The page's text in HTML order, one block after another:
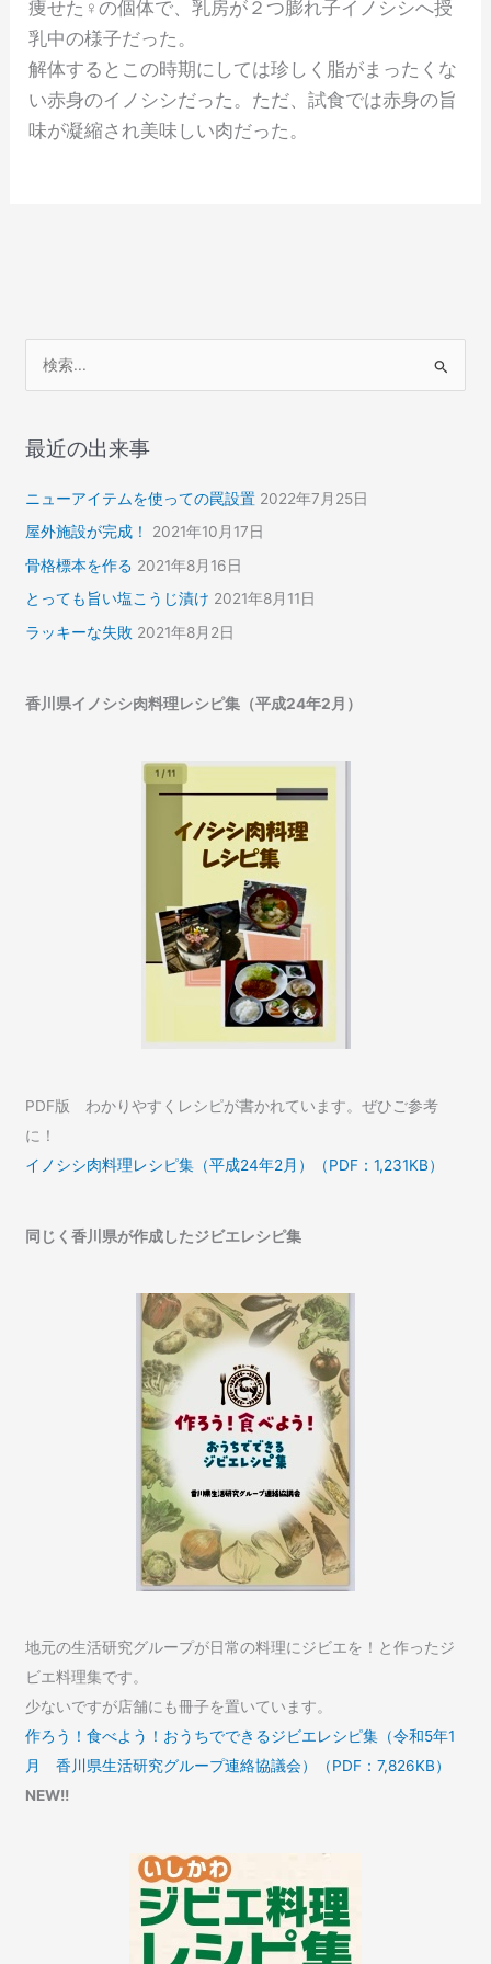
痩せた♀の個体で、乳房が２つ膨れ子イノシシへ授
乳中の様子だった。
解体するとこの時期にしては珍しく脂がまったくな
い赤身のイノシシだった。ただ、試食では赤身の旨
味が凝縮され美味しい肉だった。
象
最近の出来事
ニューアイテムを使っての罠設置 2022年7月25日
屋外施設が完成！
2021年10月17日
骨格標本を作る 2021年8月16日
とっても旨い塩こうじ漬け 2021年8月11日
ラッキーな失敗 2021年8月2日
香川県イノシシ肉料理レシピ集（平成24年2月）
PDF版 わかりやすくレシピが書かれています。ぜひご参考
に！
イノシシ肉料理レシピ集（平成24年2月）（PDF：1,231KB）
同じく香川県が作成したジビエレシピ集
地元の生活研究グループが日常の料理にジビエを！と作ったジ
ビエ料理集です。
少ないですが店舗にも冊子を置いています。
作ろう！食べよう！おうちでできるジビエレシピ集（令和5年1
月 香川県生活研究グループ連絡協議会）（PDF：7,826KB）
NEW!!